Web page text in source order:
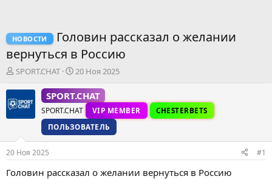
НОВОСТИ
Головин рассказал о желании
вернуться в Россию
А
т
о
е
м
ы
SPORT.CHAT
Д
т
а
н
а
ч
л
а
20 Ноя 2025
SPORT.CHAT
SPORT.CHAT VIP MEMBER
CHESTERBETS
ПОЛЬЗОВАТЕЛЬ
20 Ноя 2025 #1
Головин рассказал о желании вернуться в Россию